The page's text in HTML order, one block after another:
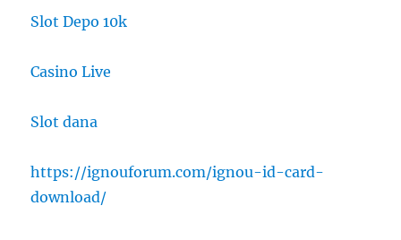
Slot Depo 10k
Casino Live
Slot dana
https://ignouforum.com/ignou-id-card-
download/